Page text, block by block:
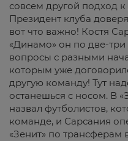
совсем другой подход
Президент клуба
вот что важно! Костя
«Динамо» он по две-три
вопросы с разными
которым уже
другую команду! Тут
останешься с носом. В
назвал футболистов,
команде, и Сарсания
«Зенит» по трансферам